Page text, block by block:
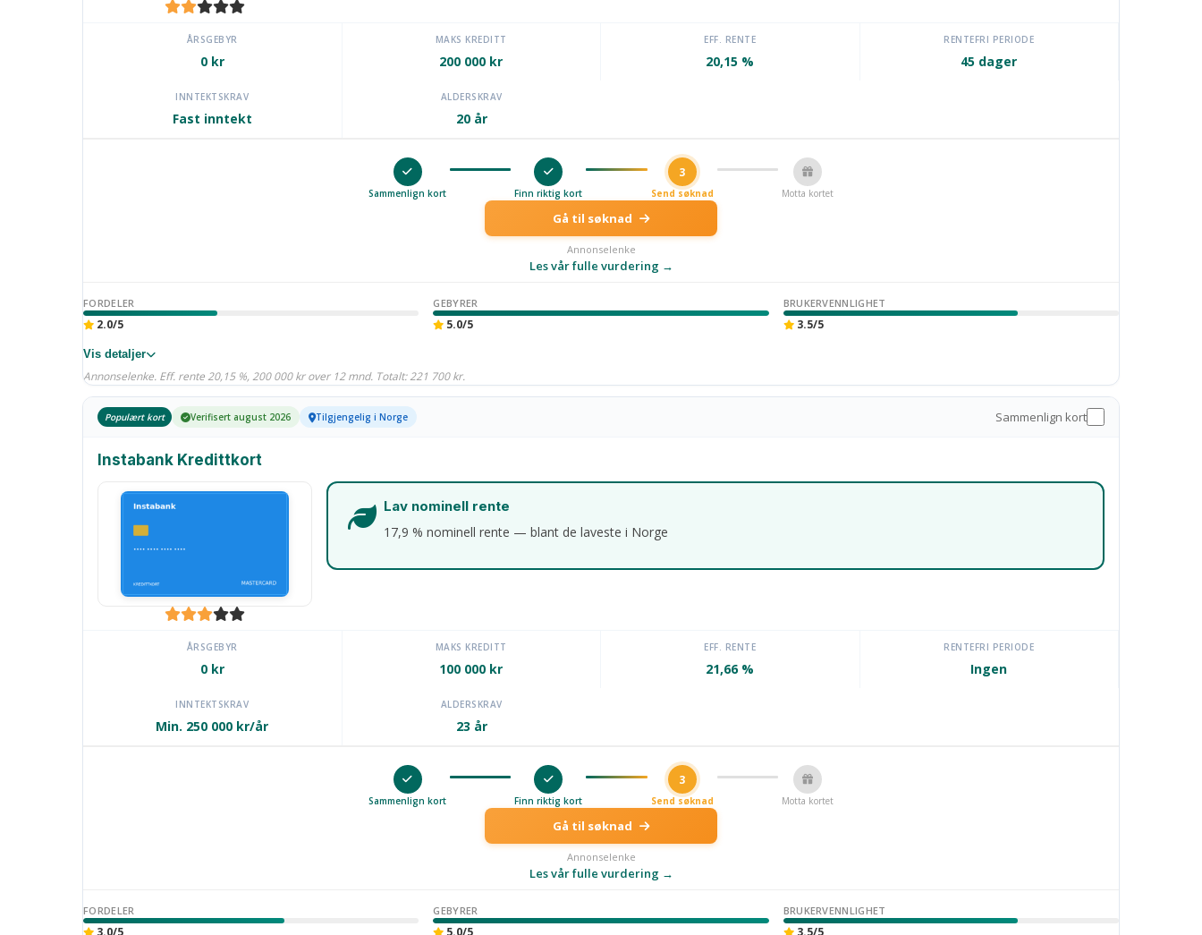
ÅRSGEBYR
0 kr
MAKS KREDITT
200 000 kr
EFF. RENTE
20,15 %
RENTEFRI PERIODE
45 dager
INNTEKTSKRAV
Fast inntekt
ALDERSKRAV
20 år
Sammenlign kort Finn riktig kort
3
Send søknad Motta kortet
Gå til søknad
Annonselenke
Les vår fulle vurdering →
FORDELER
2.0/5
GEBYRER
5.0/5
BRUKERVENNLIGHET
3.5/5
Vis detaljer
Annonselenke. Eff. rente 20,15 %, 200 000 kr over 12 mnd. Totalt: 221 700 kr.
Populært kort Verifisert august 2026 Tilgjengelig i Norge Sammenlign kort
Instabank Kredittkort
Lav nominell rente
17,9 % nominell rente — blant de laveste i Norge
ÅRSGEBYR
0 kr
MAKS KREDITT
100 000 kr
EFF. RENTE
21,66 %
RENTEFRI PERIODE
Ingen
INNTEKTSKRAV
Min. 250 000 kr/år
ALDERSKRAV
23 år
Sammenlign kort Finn riktig kort
3
Send søknad Motta kortet
Gå til søknad
Annonselenke
Les vår fulle vurdering →
FORDELER
3.0/5
GEBYRER
5.0/5
BRUKERVENNLIGHET
3.5/5